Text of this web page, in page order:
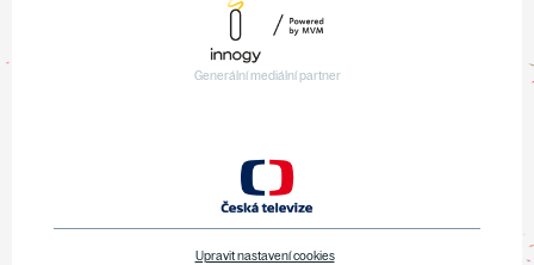
Generální mediální partner
Upravit nastavení cookies